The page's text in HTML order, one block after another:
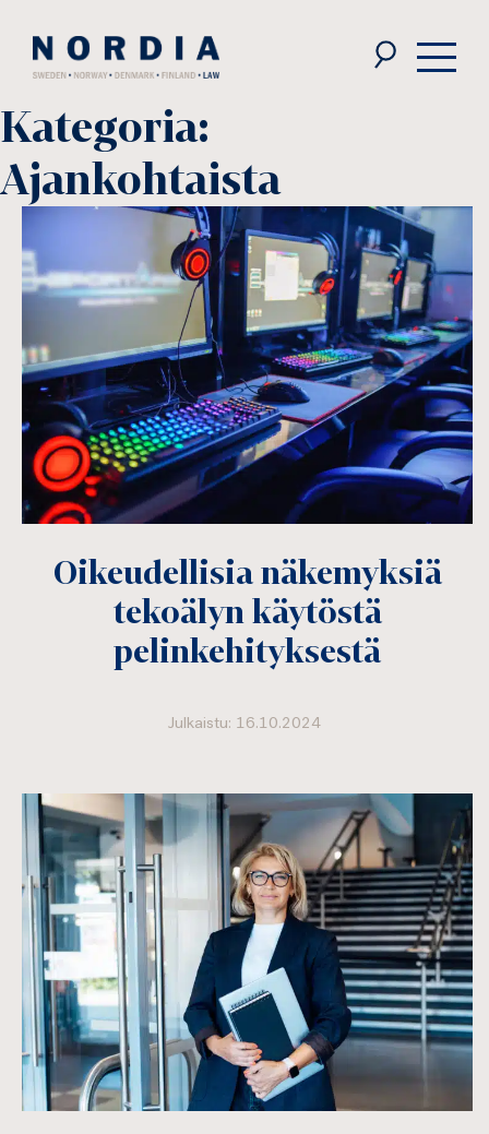
Law
Kategoria:
Ajankohtaista
Oikeudellisia näkemyksiä
tekoälyn käytöstä
pelinkehityksestä
Julkaistu: 16.10.2024